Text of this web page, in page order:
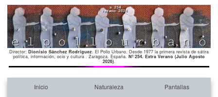
Director: Dionisio Sánchez Rodríguez. El Pollo Urbano. Desde 1977 la primera revista de sátira
política, información, ocio y cultura . Zaragoza. España. Nº 254. Extra Verano (Julio Agosto
2026).
Inicio Naturaleza Pantallas